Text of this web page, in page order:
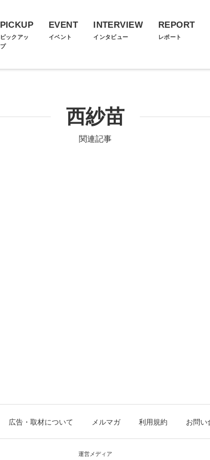
PICKUP
ピックアッ
プ
EVENT
イベント
INTERVIEW
インタビュー
REPORT
レポート
西紗苗
関連記事
広告・取材について メルマガ 利用規約 お問い
運営メディア